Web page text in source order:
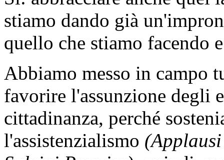
stiamo dando già
quello che stiamo facendo
Abbiamo messo in campo
favorire l'assunzione degli
cittadinanza, perché
l'assistenzialismo